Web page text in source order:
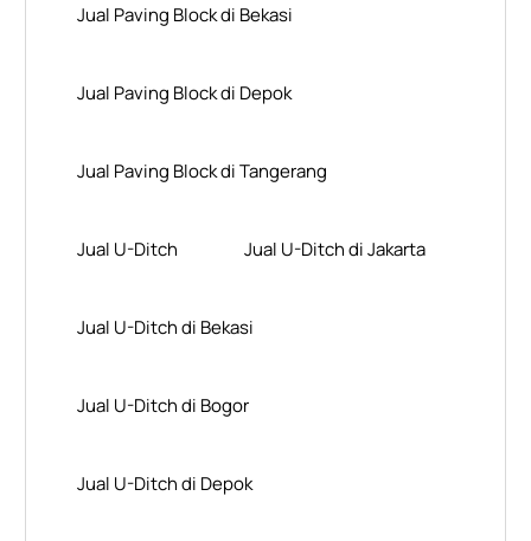
Jual Paving Block di Bekasi
Jual Paving Block di Depok
Jual Paving Block di Tangerang
Jual U-Ditch Jual U-Ditch di Jakarta
Jual U-Ditch di Bekasi
Jual U-Ditch di Bogor
Jual U-Ditch di Depok